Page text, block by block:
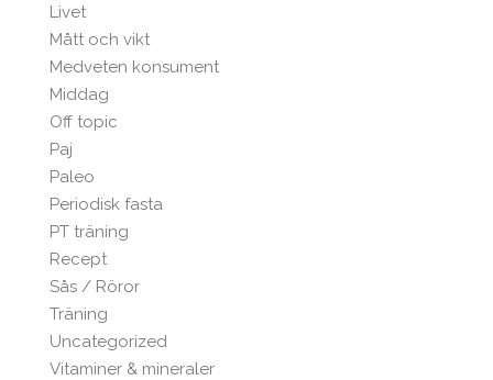
Livet
Mått och vikt
Medveten konsument
Middag
Off topic
Paj
Paleo
Periodisk fasta
PT träning
Recept
Sås / Röror
Träning
Uncategorized
Vitaminer & mineraler